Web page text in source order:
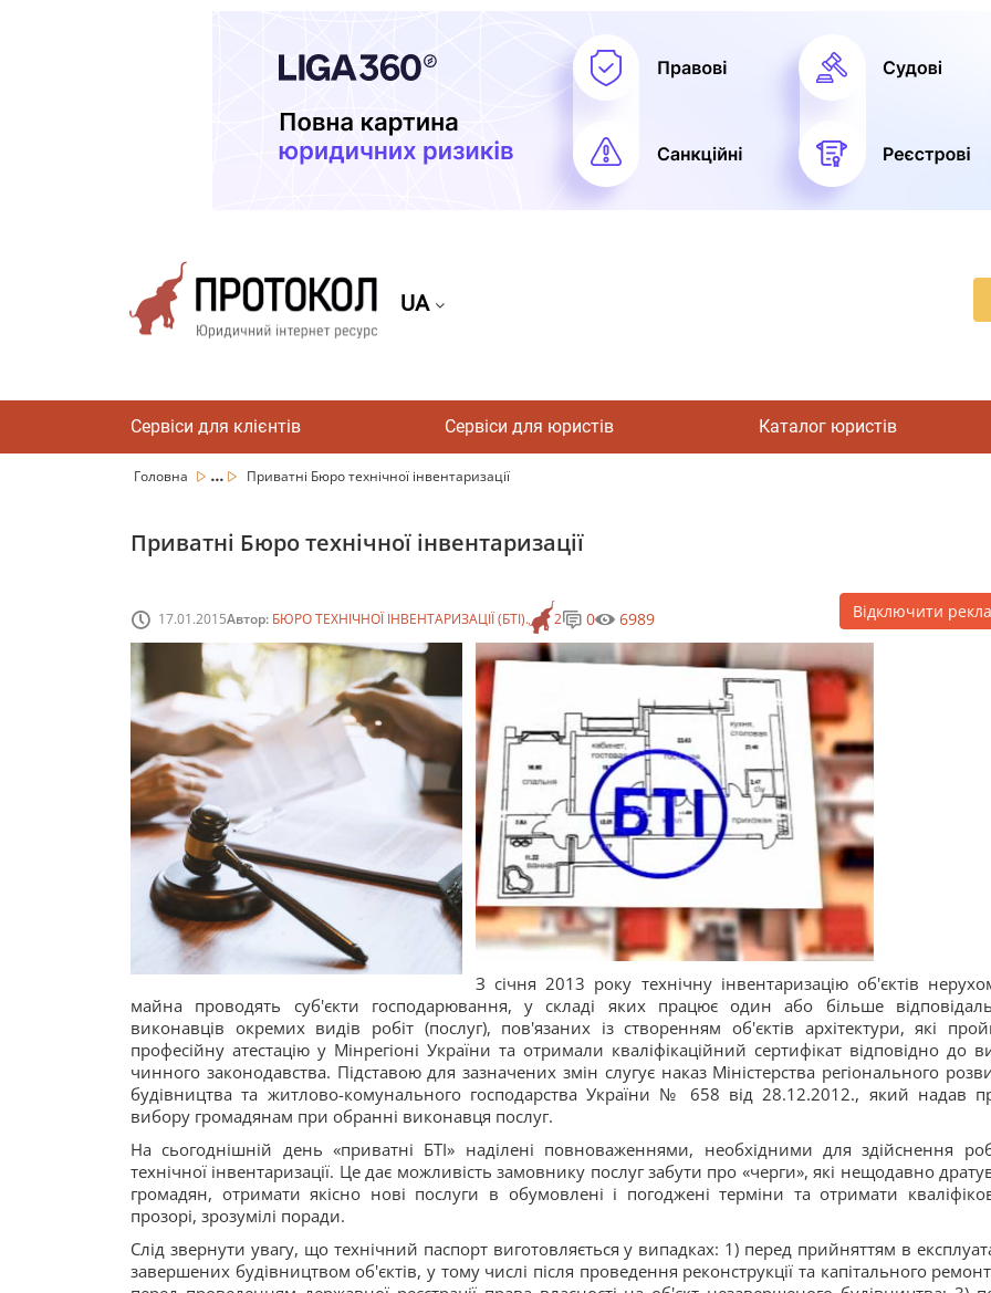
UA
Сервіси для клієнтів Сервіси для юристів Каталог юристів
Головна ... Приватні Бюро технічної інвентаризації
Приватні Бюро технічної інвентаризації
17.01.2015Автор: БЮРО ТЕХНІЧНОЇ ІНВЕНТАРИЗАЦІЇ (БТІ). 2 0 6989 Відключити
З січня 2013 року технічну інвентаризацію об'єктів
майна проводять суб'єкти господарювання, у складі яких працює один або більше
виконавців окремих видів робіт (послуг), пов'язаних із створенням об'єктів архітектури, які
професійну атестацію у Мінрегіоні України та отримали кваліфікаційний сертифікат відповідно до
чинного законодавства. Підставою для зазначених змін слугує наказ Міністерства регіонального
будівництва та житлово-комунального господарства України № 658 від 28.12.2012., який надав
вибору громадянам при обранні виконавця послуг.
На сьогоднішній день «приватні БТІ» наділені повноваженнями, необхідними для здійснення
технічної інвентаризації. Це дає можливість замовнику послуг забути про «черги», які нещодавно
громадян, отримати якісно нові послуги в обумовлені і погоджені терміни та отримати
прозорі, зрозумілі поради.
Слід звернути увагу, що технічний паспорт виготовляється у випадках: 1) перед прийняттям в
завершених будівництвом об'єктів, у тому числі після проведення реконструкції та капітального